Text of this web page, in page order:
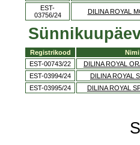
EST-
03756/24
DILINA ROYAL
Registrikood Nimi
EST-00743/22
DILINA ROYAL
EST-03994/24
DILINA ROYAL
EST-03995/24
DILINA ROYAL